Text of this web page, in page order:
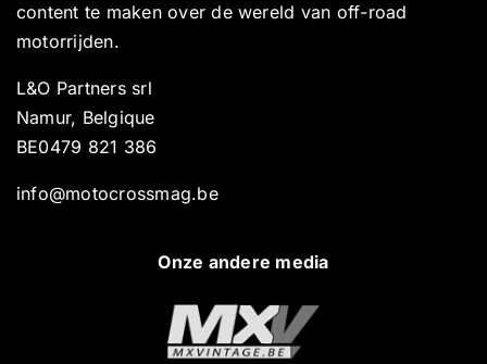
content te maken over de wereld van off-road
motorrijden.
L&O Partners srl
Namur, Belgique
BE0479 821 386
info@motocrossmag.be
Onze andere media